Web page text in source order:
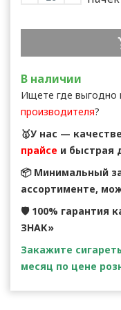
В наличии
Ищете где выгодно
производителя?
🥇У нас —
прайсе и быстрая
📦 Минимальный
ассортименте,
🛡 100% гарантия
ЗНАК»
Закажите
месяц по цене